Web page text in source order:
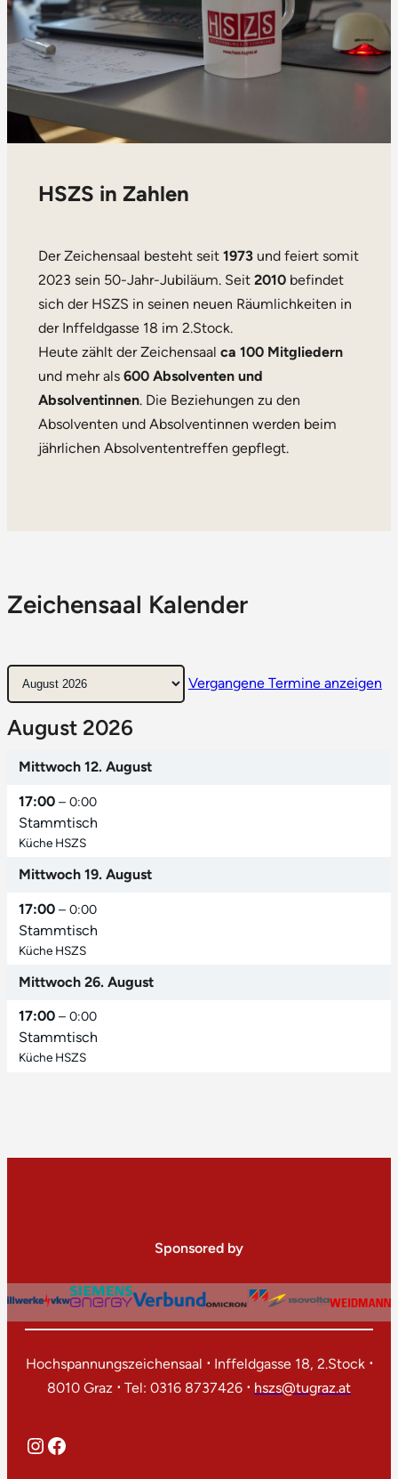
HSZS in Zahlen
Der Zeichensaal besteht seit 1973und feiert somit
2023 sein 50-Jahr-Jubiläum. Seit 2010 befindet
sich der HSZS in seinen neuen Räumlichkeiten in
der Inffeldgasse 18 im 2.Stock.
Heute zählt der Zeichensaal ca 100 Mitgliedern
und mehr als 600 Absolventen und
Absolventinnen. Die Beziehungen zu den
Absolventen und Absolventinnen werden beim
jährlichen Absolvententreffen gepflegt.
Zeichensaal Kalender
Vergangene Termine anzeigen
August 2026
Mittwoch 12. August
17:00 – 0:00
Stammtisch
Küche HSZS
Mittwoch 19. August
17:00 – 0:00
Stammtisch
Küche HSZS
Mittwoch 26. August
17:00 – 0:00
Stammtisch
Küche HSZS
Sponsored by
Hochspannungszeichensaal ⋅ Inffeldgasse 18, 2.Stock ⋅
8010 Graz ⋅ Tel: 0316 8737426 ⋅ hszs@tugraz.at
Instagram
Facebook